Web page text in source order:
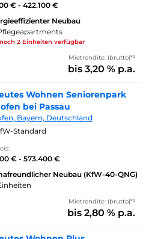
€ - 422.100 €
Neubau
2 Einheiten verfügbar
Mietrendite: (brutto)*¹
bis 3,20 % p.a.
Wohnen Seniorenpark
bei Passau
Bayern, Deutschland
Standard
€ - 573.400 €
Neubau (KfW-40-QNG)
Mietrendite: (brutto)*¹
bis 2,80 % p.a.